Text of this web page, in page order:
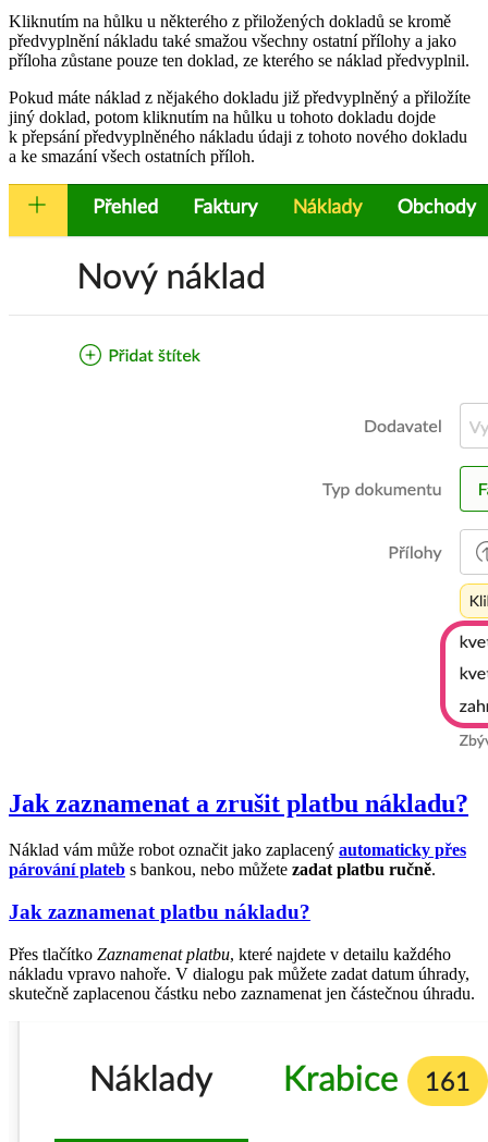
Kliknutím na hůlku u některého z přiložených dokladů se kromě
předvyplnění nákladu také smažou všechny ostatní přílohy a jako
příloha zůstane pouze ten doklad, ze kterého se náklad předvyplnil.
Pokud máte náklad z nějakého dokladu již předvyplněný a přiložíte
jiný doklad, potom kliknutím na hůlku u tohoto dokladu dojde
k přepsání předvyplněného nákladu údaji z tohoto nového dokladu
a ke smazání všech ostatních příloh.
Jak zaznamenat a zrušit platbu nákladu?
Náklad vám může robot označit jako zaplacený automaticky přes
párování plateb s bankou, nebo můžete zadat platbu ručně.
Jak zaznamenat platbu nákladu?
Přes tlačítko Zaznamenat platbu, které najdete v detailu každého
nákladu vpravo nahoře. V dialogu pak můžete zadat datum úhrady,
skutečně zaplacenou částku nebo zaznamenat jen částečnou úhradu.